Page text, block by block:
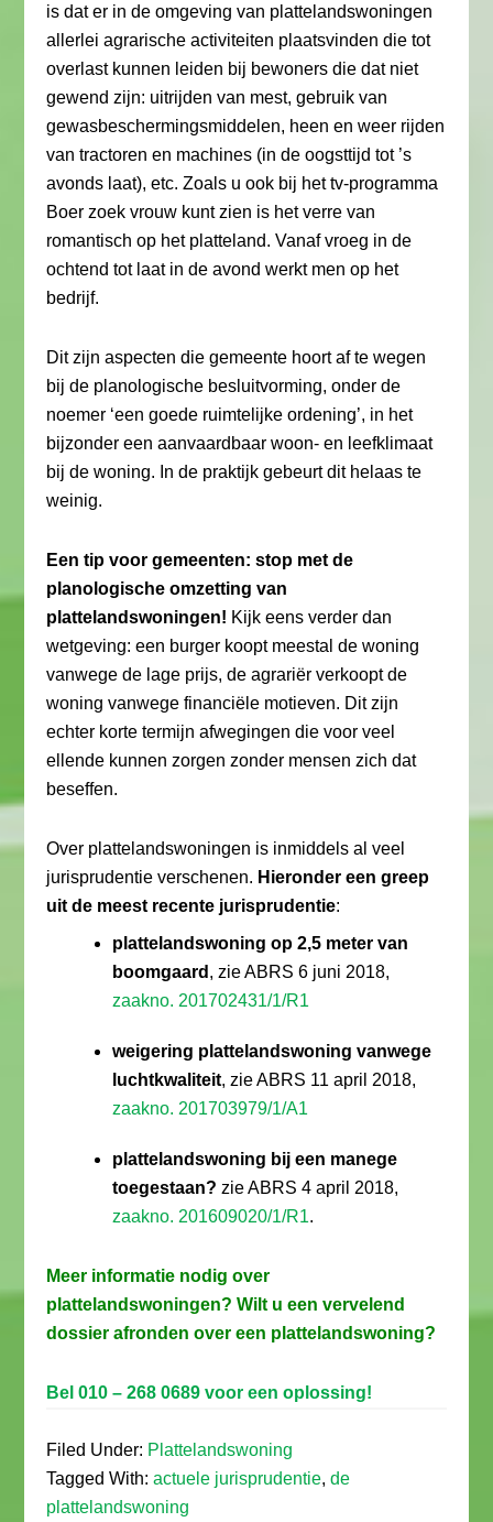
is dat er in de omgeving van plattelandswoningen
allerlei agrarische activiteiten plaatsvinden die tot
overlast kunnen leiden bij bewoners die dat niet
gewend zijn: uitrijden van mest, gebruik van
gewasbeschermingsmiddelen, heen en weer rijden
van tractoren en machines (in de oogsttijd tot ’s
avonds laat), etc. Zoals u ook bij het tv-programma
Boer zoek vrouw kunt zien is het verre van
romantisch op het platteland. Vanaf vroeg in de
ochtend tot laat in de avond werkt men op het
bedrijf.
Dit zijn aspecten die gemeente hoort af te wegen
bij de planologische besluitvorming, onder de
noemer ‘een goede ruimtelijke ordening’, in het
bijzonder een aanvaardbaar woon- en leefklimaat
bij de woning. In de praktijk gebeurt dit helaas te
weinig.
Een tip voor gemeenten: stop met de
planologische omzetting van
plattelandswoningen! Kijk eens verder dan
wetgeving: een burger koopt meestal de woning
vanwege de lage prijs, de agrariër verkoopt de
woning vanwege financiële motieven. Dit zijn
echter korte termijn afwegingen die voor veel
ellende kunnen zorgen zonder mensen zich dat
beseffen.
Over plattelandswoningen is inmiddels al veel
jurisprudentie verschenen. Hieronder een greep
uit de meest recente jurisprudentie:
plattelandswoning op 2,5 meter van
boomgaard , zie ABRS 6 juni 2018,
zaakno. 201702431/1/R1
weigering plattelandswoning vanwege
luchtkwaliteit, zie ABRS 11 april 2018,
zaakno. 201703979/1/A1
plattelandswoning bij een manege
toegestaan? zie ABRS 4 april 2018,
zaakno. 201609020/1/R1.
Meer informatie nodig over
plattelandswoningen? Wilt u een vervelend
dossier afronden over een plattelandswoning?
Bel 010 – 268 0689 voor een oplossing!
Filed Under: Plattelandswoning
Tagged With:actuele jurisprudentie,de
plattelandswoning